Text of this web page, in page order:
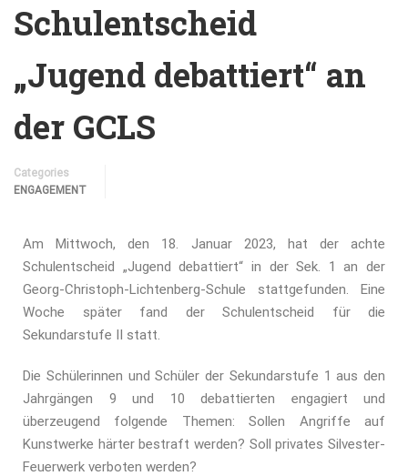
Schulentscheid
„Jugend debattiert“ an
der GCLS
Categories
ENGAGEMENT
Am Mittwoch, den 18. Januar 2023, hat der achte
Schulentscheid „Jugend debattiert“ in der Sek. 1 an der
Georg-Christoph-Lichtenberg-Schule stattgefunden. Eine
Woche später fand der Schulentscheid für die
Sekundarstufe II statt.
Die Schülerinnen und Schüler der Sekundarstufe 1 aus den
Jahrgängen 9 und 10 debattierten engagiert und
überzeugend folgende Themen: Sollen Angriffe auf
Kunstwerke härter bestraft werden? Soll privates Silvester-
Feuerwerk verboten werden?